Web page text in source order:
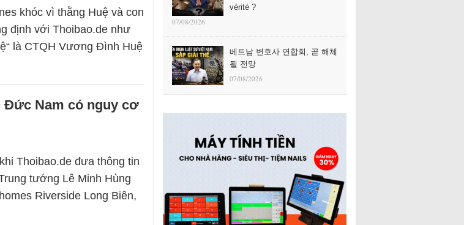
khóc vì thằng Huệ và con
định với Thoibao.de như
là CTQH Vương Đình Huệ
Đức Nam có nguy cơ
Thoibao.de đưa thông tin
tướng Lê Minh Hùng
Riverside Long Biên,
vérité ?
07/08/2026
베트남 변호사 연합회, 곧 해체
될 전망
07/08/2026